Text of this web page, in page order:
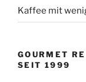
Kaffee mit
GOURMET
SEIT 1999